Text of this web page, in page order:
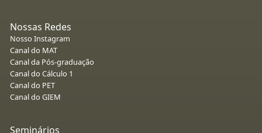
Nossas Redes
Nosso Instagram
Canal do MAT
Canal da Pós-graduação
Canal do Cálculo 1
Canal do PET
Canal do GIEM
Seminários